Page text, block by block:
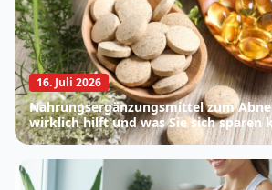
16. Juli 2026
Nahrungsergänzungsmittel zum
wirklich hilft und was Sie sich sparen